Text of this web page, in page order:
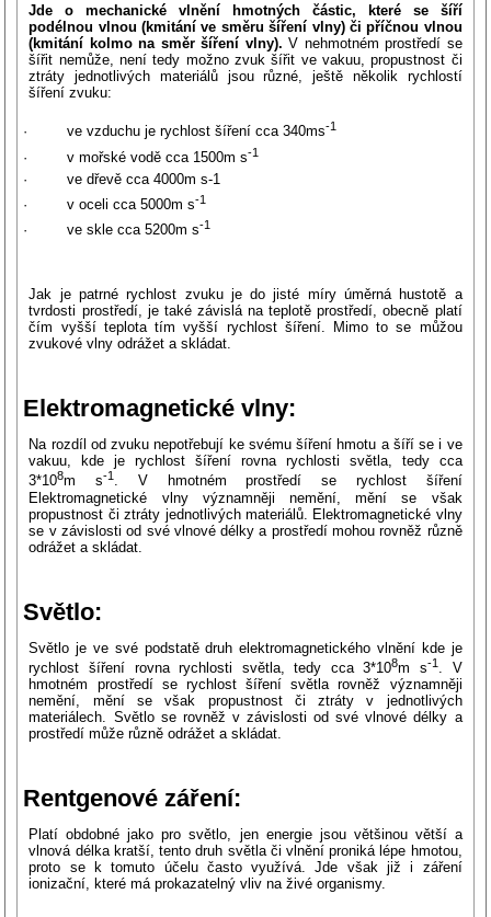
Jde o mechanické vlnění hmotných částic, které se šíří
podélnou vlnou (kmitání ve směru šíření vlny) či příčnou vlnou
(kmitání kolmo na směr šíření vlny). V nehmotnémprostředí se
šířit nemůže, není tedy možno zvuk šířit ve vakuu, propustnost či
ztráty jednotlivých materiálů jsou různé, ještě několik rychlostí
šíření zvuku:
· ve vzduchu je rychlost šíření cca 340ms-1
· v mořské vodě cca 1500m s-1
· ve dřevě cca 4000m s-1
· v oceli cca 5000m s-1
· ve skle cca 5200m s-1
Jak je patrné rychlost zvuku je do jisté míry úměrná hustotě a
tvrdosti prostředí, je také závislá na teplotě prostředí, obecně platí
čím vyšší teplota tím vyšší rychlost šíření. Mimo to se můžou
zvukové vlny odrážet a skládat.
Elektromagnetické vlny:
Na rozdíl od zvuku nepotřebují ke svému šíření hmotu a šíří se i ve
vakuu, kde je rychlost šíření rovna rychlosti světla, tedy cca
3*108m s-1 . V hmotném prostředí se rychlost šíření
Elektromagnetické vlny významněji nemění, mění se však
propustnost či ztráty jednotlivých materiálů. Elektromagnetické vlny
se v závislosti od své vlnové délky a prostředí mohou rovněž různě
odrážet a skládat.
Světlo:
Světlo je ve své podstatě druh elektromagnetického vlnění kde je
rychlost šíření rovna rychlosti světla, tedy cca 3*108m s-1. V
hmotném prostředí se rychlost šíření světla rovněž významněji
nemění, mění se však propustnost či ztráty v jednotlivých
materiálech. Světlo se rovněž v závislosti od své vlnové délky a
prostředí může různě odrážet a skládat.
Rentgenové záření:
Platí obdobné jako pro světlo, jen energie jsou většinou větší a
vlnová délka kratší, tento druh světla či vlnění proniká lépe hmotou,
proto se k tomuto účelu často využívá. Jde však již i záření
ionizační, které má prokazatelný vliv na živé organismy.